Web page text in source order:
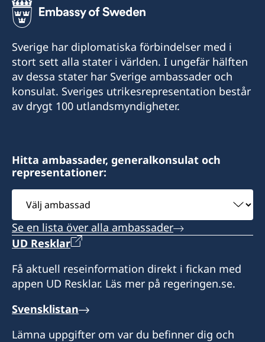
Sverige har diplomatiska förbindelser med i
stort sett alla stater i världen. I ungefär hälften
av dessa stater har Sverige ambassader och
konsulat. Sveriges utrikesrepresentation består
av drygt 100 utlandsmyndigheter.
Hitta ambassader, generalkonsulat och
representationer:
ambassad
Se en lista över alla ambassader
UD Resklar
Få aktuell reseinformation direkt i fickan med
appen UD Resklar. Läs mer på regeringen.se.
Svensklistan
Lämna uppgifter om var du befinner dig och